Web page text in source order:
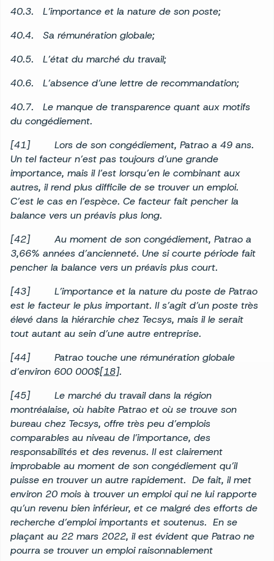
40.3. L’importance et la nature de son poste;
40.4. Sa rémunération globale;
40.5. L’état du marché du travail;
40.6. L’absence d’une lettre de recommandation;
40.7. Le manque de transparence quant aux motifs
du congédiement.
[41] Lors de son congédiement, Patrao a 49 ans.
Un tel facteur n’est pas toujours d’une grande
importance, mais il l’est lorsqu’en le combinant aux
autres, il rend plus difficile de se trouver un emploi.
C’est le cas en l’espèce. Ce facteur fait pencher la
balance vers un préavis plus long.
[42] Au moment de son congédiement, Patrao a
3,66% années d’ancienneté. Une si courte période fait
pencher la balance vers un préavis plus court.
[43] L’importance et la nature du poste de Patrao
est le facteur le plus important. Il s’agit d’un poste très
élevé dans la hiérarchie chez Tecsys, mais il le serait
tout autant au sein d’une autre entreprise.
[44] Patrao touche une rémunération globale
d’environ 600 000$[18].
[45] Le marché du travail dans la région
montréalaise, où habite Patrao et où se trouve son
bureau chez Tecsys, offre très peu d’emplois
comparables au niveau de l’importance, des
responsabilités et des revenus. Il est clairement
improbable au moment de son congédiement qu’il
puisse en trouver un autre rapidement. De fait, il met
environ 20 mois à trouver un emploi qui ne lui rapporte
qu’un revenu bien inférieur, et ce malgré des efforts de
recherche d’emploi importants et soutenus. En se
plaçant au 22 mars 2022, il est évident que Patrao ne
pourra se trouver un emploi raisonnablement